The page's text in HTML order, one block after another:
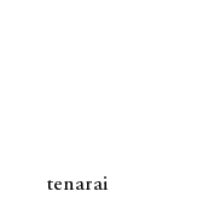
tenarai